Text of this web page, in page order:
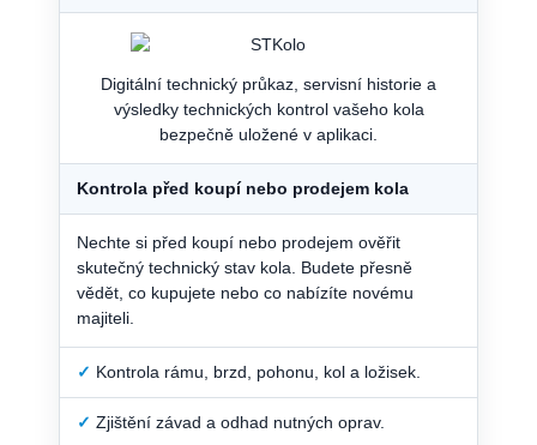
Digitální technický průkaz, servisní historie a
výsledky technických kontrol vašeho kola
bezpečně uložené v aplikaci.
Kontrola před koupí nebo prodejem kola
Nechte si před koupí nebo prodejem ověřit
skutečný technický stav kola. Budete přesně
vědět, co kupujete nebo co nabízíte novému
majiteli.
✓ Kontrola rámu, brzd, pohonu, kol a ložisek.
✓ Zjištění závad a odhad nutných oprav.